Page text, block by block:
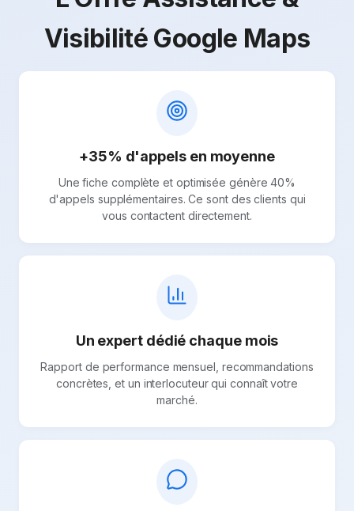
Visibilité Google Maps
+35% d'appels en moyenne
Une fiche complète et optimisée génère 40%
d'appels supplémentaires. Ce sont des clients qui
vous contactent directement.
Un expert dédié chaque mois
Rapport de performance mensuel, recommandations
concrètes, et un interlocuteur qui connaît votre
marché.